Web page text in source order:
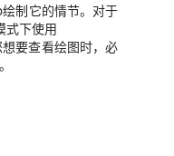
制它的情节。对于
式下使用
要查看绘图时，必